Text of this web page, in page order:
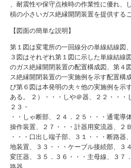
、耐震性や保守点検時の作業性に優れ、
槓の小さいガス絶縁開閉装置を提供する
【図面の簡単な説明】
第１図は変電所の一回線分の単線結線図
３図はそれぞれ第１図に示した単線結線
のガス絶縁開閉装置の配置構成図、第４
ス絶縁開閉装置の一実施例を示す配置構
び第６図は本発明の夫々他の実施例を示
ある。 ２）・・・しや＠器、２２・・・
２３・
・・しゃ断部、２４．２５・・・通電導
操作装置、２７・・・計器用変流器、２
・・・口出し端子部、３１・・・断路器
地装置、３３・・・ケーブル接続部、３
変圧器、３５．３６・・・主母線、３７